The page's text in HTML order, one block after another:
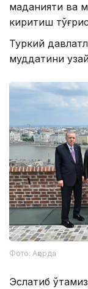
маданияти ва
киритиш
Туркий
муддатини
Фото: Ақорда
Эслатиб